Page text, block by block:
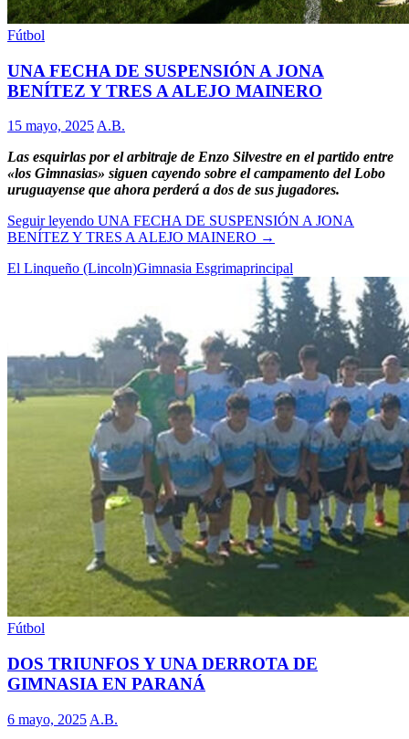
Fútbol
UNA FECHA DE SUSPENSIÓN A JONA
BENÍTEZ Y TRES A ALEJO MAINERO
15 mayo, 2025 A.B.
Las esquirlas por el arbitraje de Enzo Silvestre en el partido entre
«los Gimnasias» siguen cayendo sobre el campamento del Lobo
uruguayense que ahora perderá a dos de sus jugadores.
Seguir leyendo UNA FECHA DE SUSPENSIÓN A JONA
BENÍTEZ Y TRES A ALEJO MAINERO →
El Linqueño (Lincoln)Gimnasia Esgrimaprincipal
Fútbol
DOS TRIUNFOS Y UNA DERROTA DE
GIMNASIA EN PARANÁ
6 mayo, 2025 A.B.